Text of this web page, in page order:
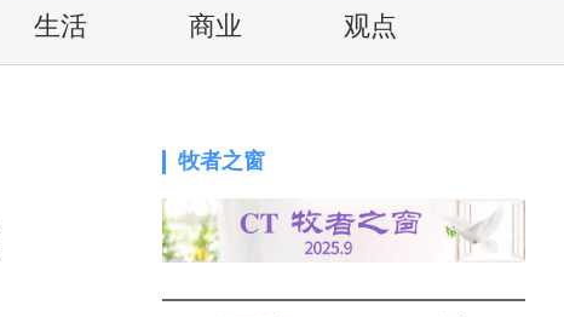
生活 商业 观点
牧者之窗